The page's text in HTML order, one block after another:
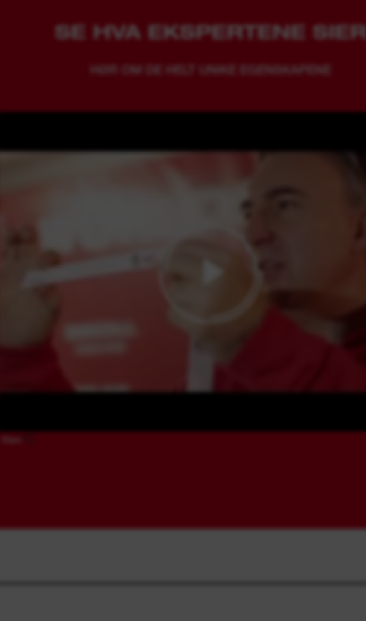
SE HVA EKSPERTENE SIER
HØR OM DE HELT UNIKE EGENSKAPENE